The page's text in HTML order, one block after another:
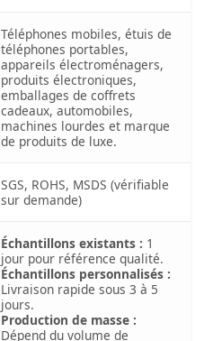
Téléphones mobiles, étuis de
téléphones portables,
appareils électroménagers,
produits électroniques,
emballages de coffrets
cadeaux, automobiles,
machines lourdes et marque
de produits de luxe.
SGS, ROHS, MSDS (vérifiable
sur demande)
Échantillons existants : 1
jour pour référence qualité.
Échantillons personnalisés :
Livraison rapide sous 3 à 5
jours.
Production de masse :
Dépend du volume de